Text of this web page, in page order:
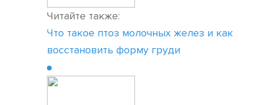
Читайте также:
Что такое птоз молочных желез и как
восстановить форму груди